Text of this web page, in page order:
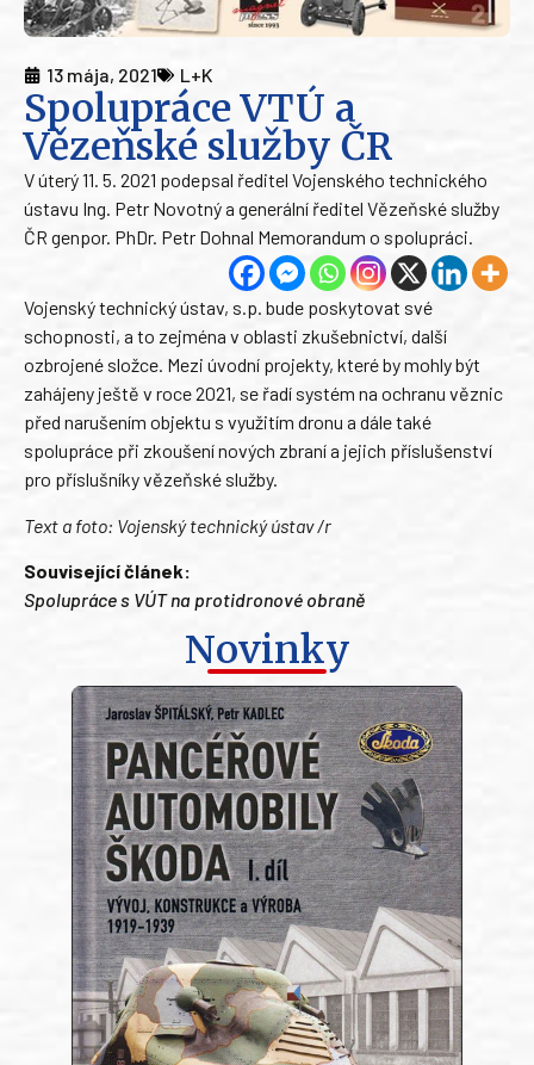
13 mája, 2021 L+K
Spolupráce VTÚ a
Vězeňské služby ČR
V úterý 11. 5. 2021 podepsal ředitel Vojenského technického
ústavu Ing. Petr Novotný a generální ředitel Vězeňské služby
ČR genpor. PhDr. Petr Dohnal Memorandum o spolupráci.
Vojenský technický ústav, s.p. bude poskytovat své
schopnosti, a to zejména v oblasti zkušebnictví, další
ozbrojené složce. Mezi úvodní projekty, které by mohly být
zahájeny ještě v roce 2021, se řadí systém na ochranu věznic
před narušením objektu s využitím dronu a dále také
spolupráce při zkoušení nových zbraní a jejich příslušenství
pro příslušníky vězeňské služby.
Text a foto: Vojenský technický ústav /r
Související článek:
Spolupráce s VÚT na protidronové obraně
Novinky